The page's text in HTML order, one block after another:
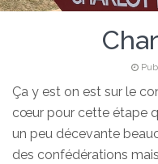
Ça y est on est sur le
cœur pour cette étape
un peu décevante
des confédérations